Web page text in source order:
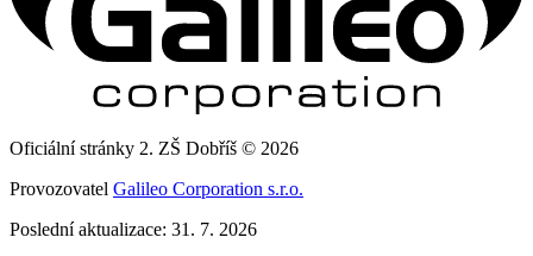
Oficiální stránky 2. ZŠ Dobříš © 2026
Provozovatel Galileo Corporation s.r.o.
Poslední aktualizace: 31. 7. 2026